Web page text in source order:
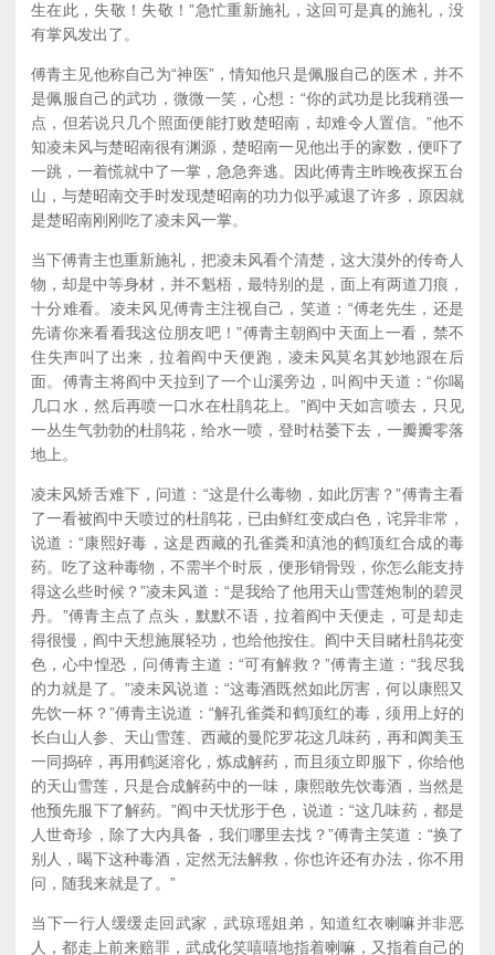
生在此，失敬！失敬！”急忙重新施礼，这回可是真的施礼，没
有掌风发出了。
傅青主见他称自己为“神医”，情知他只是佩服自己的医术，并不
是佩服自己的武功，微微一笑，心想：“你的武功是比我稍强一
点，但若说只几个照面便能打败楚昭南，却难令人置信。”他不
知凌未风与楚昭南很有渊源，楚昭南一见他出手的家数，便吓了
一跳，一着慌就中了一掌，急急奔逃。因此傅青主昨晚夜探五台
山，与楚昭南交手时发现楚昭南的功力似乎减退了许多，原因就
是楚昭南刚刚吃了凌未风一掌。
当下傅青主也重新施礼，把凌未风看个清楚，这大漠外的传奇人
物，却是中等身材，并不魁梧，最特别的是，面上有两道刀痕，
十分难看。凌未风见傅青主注视自己，笑道：“傅老先生，还是
先请你来看看我这位朋友吧！”傅青主朝阎中天面上一看，禁不
住失声叫了出来，拉着阎中天便跑，凌未风莫名其妙地跟在后
面。傅青主将阎中天拉到了一个山溪旁边，叫阎中天道：“你喝
几口水，然后再喷一口水在杜鹃花上。”阎中天如言喷去，只见
一丛生气勃勃的杜鹃花，给水一喷，登时枯萎下去，一瓣瓣零落
地上。
凌未风矫舌难下，问道：“这是什么毒物，如此厉害？”傅青主看
了一看被阎中天喷过的杜鹃花，已由鲜红变成白色，诧异非常，
说道：“康熙好毒，这是西藏的孔雀粪和滇池的鹤顶红合成的毒
药。吃了这种毒物，不需半个时辰，便形销骨毁，你怎么能支持
得这么些时候？”凌未风道：“是我给了他用天山雪莲炮制的碧灵
丹。”傅青主点了点头，默默不语，拉着阎中天便走，可是却走
得很慢，阎中天想施展轻功，也给他按住。阎中天目睹杜鹃花变
色，心中惶恐，问傅青主道：“可有解救？”傅青主道：“我尽我
的力就是了。”凌未风说道：“这毒酒既然如此厉害，何以康熙又
先饮一杯？”傅青主说道：“解孔雀粪和鹤顶红的毒，须用上好的
长白山人参、天山雪莲、西藏的曼陀罗花这几味药，再和阗美玉
一同捣碎，再用鹤涎溶化，炼成解药，而且须立即服下，你给他
的天山雪莲，只是合成解药中的一味，康熙敢先饮毒酒，当然是
他预先服下了解药。”阎中天忧形于色，说道：“这几味药，都是
人世奇珍，除了大内具备，我们哪里去找？”傅青主笑道：“换了
别人，喝下这种毒酒，定然无法解救，你也许还有办法，你不用
问，随我来就是了。”
当下一行人缓缓走回武家，武琼瑶姐弟，知道红衣喇嘛并非恶
人，都走上前来赔罪，武成化笑嘻嘻地指着喇嘛，又指着自己的